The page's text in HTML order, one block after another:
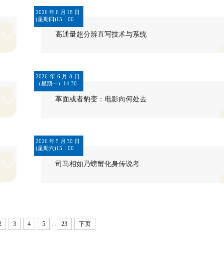
2026年6月18日
(星期四)15：00
高通量超分辨直写技术与系统
2026年6月8日
（星期一）14:30
革面或者豹变：电影向何处去
2026年5月30日
(星期六)15：00
司马相如乃螃蟹化身传说考
3 4 5 23 下页